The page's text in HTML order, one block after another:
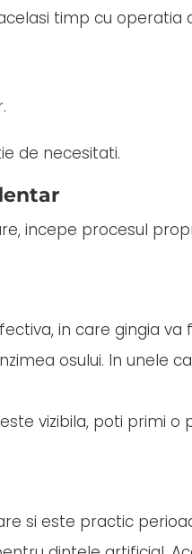
timp cu operatia
de necesitati.
incepe procesul
in care gingia
osului. In unele
vizibila, poti primi
si este practic